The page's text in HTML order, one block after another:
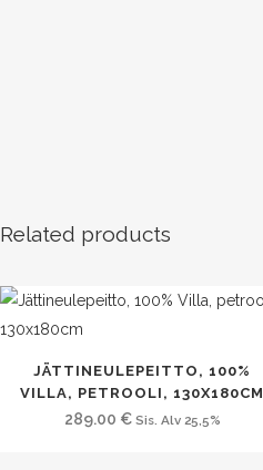
Related products
JÄTTINEULEPEITTO, 100%
VILLA, PETROOLI, 130X180CM
289.00 € Sis. Alv 25,5%